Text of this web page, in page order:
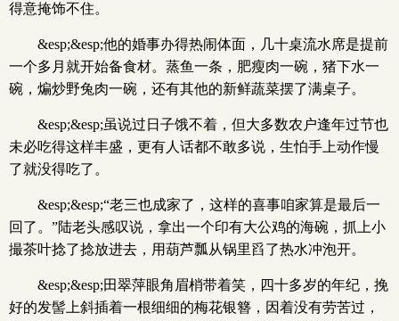
得意掩饰不住。
&esp;&esp;他的婚事办得热闹体面，几十桌流水席是提前
一个多月就开始备食材。蒸鱼一条，肥瘦肉一碗，猪下水一
碗，煸炒野兔肉一碗，还有其他的新鲜蔬菜摆了满桌子。
&esp;&esp;虽说过日子饿不着，但大多数农户逢年过节也
未必吃得这样丰盛，更有人话都不敢多说，生怕手上动作慢
了就没得吃了。
&esp;&esp;“老三也成家了，这样的喜事咱家算是最后一
回了。”陆老头感叹说，拿出一个印有大公鸡的海碗，抓上小
撮茶叶捻了捻放进去，用葫芦瓢从锅里舀了热水冲泡开。
&esp;&esp;田翠萍眼角眉梢带着笑，四十多岁的年纪，挽
好的发髻上斜插着一根细细的梅花银簪，因着没有劳苦过，